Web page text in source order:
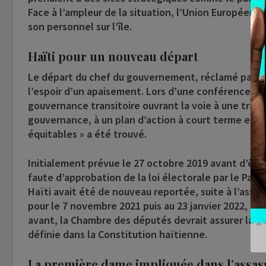
Face à l’ampleur de la situation, l’Union
son personnel sur l’île.
Haïti pour un nouveau départ
Le départ du chef du gouvernement, réclamé par
l’espoir d’un apaisement. Lors d’une conférence
gouvernance transitoire ouvrant la voie à une
gouvernance, à un plan d’action à court terme
équitables » a été trouvé.
Initialement prévue le 27 octobre 2019 avant
faute d’approbation de la loi électorale par le
Haïti avait été de nouveau reportée, suite à
pour le 7 novembre 2021 puis au 23 janvier 2022,
avant, la Chambre des députés devrait assurer la
définie dans la Constitution haïtienne.